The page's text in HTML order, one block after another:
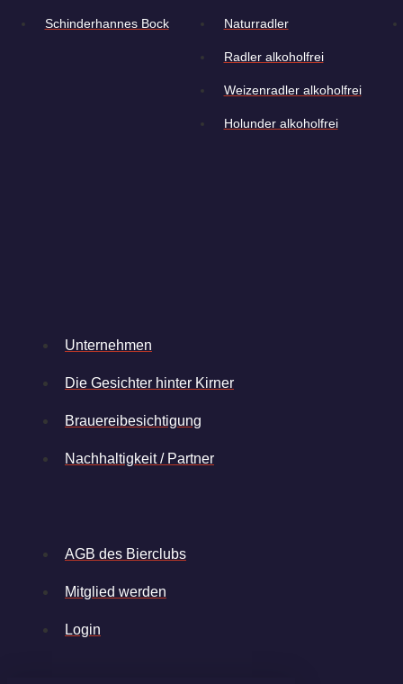
Schinder­hannes Bock Natur­radler
Radler alkoholfrei
Weizen­radler alkoholfrei
Holunder alkoholfrei
Unternehmen
Die Gesichter hinter Kirner
Brauereibesichtigung
Nachhaltigkeit / Partner
AGB des Bierclubs
Mitglied werden
Login